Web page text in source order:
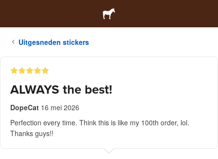
Uitgesneden stickers
ALWAYS the best!
DopeCat 16 mei 2026
Perfection every time. Think this is like my 100th order, lol.
Thanks guys!!